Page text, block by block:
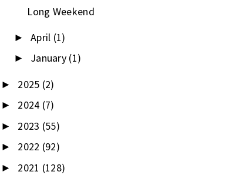
Long Weekend
► April (1)
► January (1)
► 2025 (2)
► 2024 (7)
► 2023 (55)
► 2022 (92)
► 2021 (128)